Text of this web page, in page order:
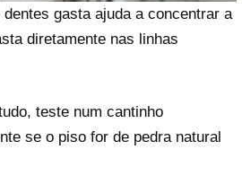
gasta ajuda a concentrar a
diretamente nas linhas
teste num cantinho
se o piso for de pedra natural